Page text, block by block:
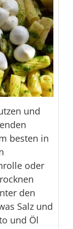
und
besten in
oder
den
Salz und
und Öl